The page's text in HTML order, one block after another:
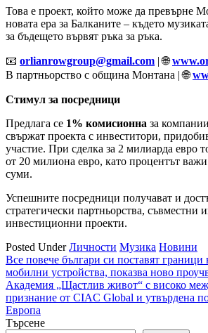
Това е проект, който може да превърне
новата ера за Балканите – където
за бъдещето вървят ръка за ръка.
📧 orlianrowgroup@gmail.com | 🌐
В партньорство с община Монтана | 🌐
Стимул за посредници
Предлага се 1% комисионна за
свържат проекта с инвеститори,
участие. При сделка за 2 милиарда евро
от 20 милиона евро, като процентът
суми.
Успешните посредници получават и
стратегически партньорства, съвместни
инвестиционни проекти.
Posted UnderЛичности Музика Новини
Навигация
Все повече българи си поставят граници
мобилни устройства, показва ново
Академия „Щастлив живот“ с високо
признание от CIAC Global и утвърдена
Европа
Търсене